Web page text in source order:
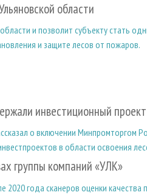
области
и позволит субъекту стать
и защите лесов от пожаров.
инвестиционный
о включении Минпромторгом
в области освоения
группы компаний «УЛК»
года сканеров оценки качества